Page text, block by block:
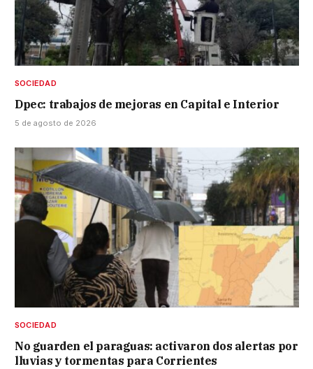
SOCIEDAD
Dpec: trabajos de mejoras en Capital e Interior
5 de agosto de 2026
SOCIEDAD
No guarden el paraguas: activaron dos alertas por
lluvias y tormentas para Corrientes